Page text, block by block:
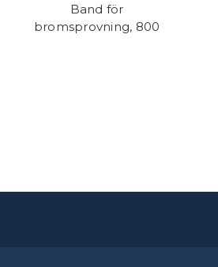
Band för
bromsprovning, 800